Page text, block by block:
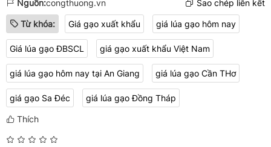
Nguồn:congthuong.vn Sao chép liên kết
Từ khóa: Giá gạo xuất khẩu giá lúa gạo hôm nay
Giá lúa gạo ĐBSCL giá gạo xuất khẩu Việt Nam
giá lúa gạo hôm nay tại An Giang giá lúa gạo Cần THơ
giá gạo Sa Đéc ​​​​​​​giá lúa gạo Đồng Tháp
Thích